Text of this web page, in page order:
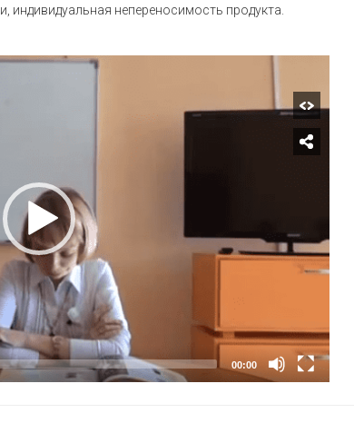
индивидуальная непереносимость продукта.